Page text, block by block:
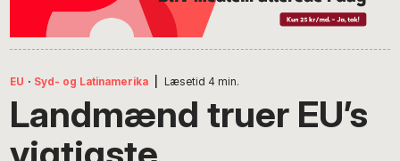
EU · Syd- og Latinamerika Læsetid 4 min.
Landmænd truer EU’s